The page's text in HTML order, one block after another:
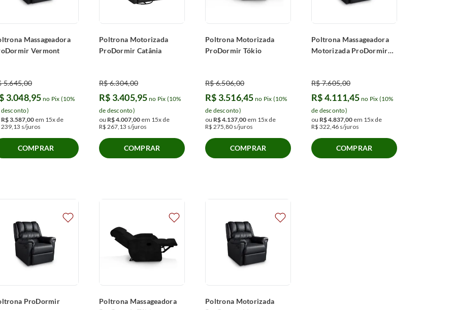
Massageadora
Vermont
5.645,00
3.048,95 no Pix (10%
desconto)
R$3.587,00 em 15x de
239,13 s/juros
COMPRAR
Poltrona Motorizada
ProDormir Catânia
R$6.304,00
R$ 3.405,95 no Pix (10%
de desconto)
ou R$4.007,00 em 15x de
R$ 267,13 s/juros
COMPRAR
Poltrona Motorizada
ProDormir Tókio
R$6.506,00
R$ 3.516,45 no Pix (10%
de desconto)
ou R$4.137,00 em 15x de
R$ 275,80 s/juros
COMPRAR
Poltrona Massageadora
Motorizada ProDormir
R$7.605,00
R$4.111,45 no Pix (10%
de desconto)
ou R$4.837,00 em 15x de
R$ 322,46 s/juros
COMPRAR
ProDormir
Poltrona Massageadora
Poltrona Motorizada